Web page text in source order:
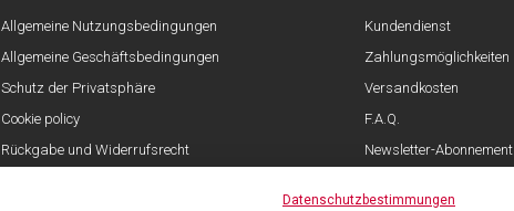
Allgemeine Nutzungsbedingungen
Allgemeine Geschäftsbedingungen
Schutz der Privatsphäre
Cookie policy
Rückgabe und Widerrufsrecht
Kundendienst
Zahlungsmöglichkeiten
Versandkosten
F.A.Q.
Newsletter-Abonnement
Datenschutzbestimmungen